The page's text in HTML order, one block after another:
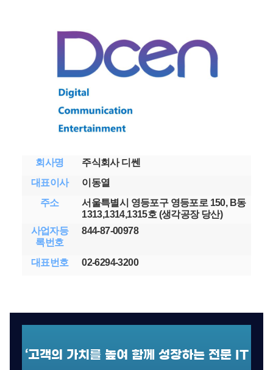
회사명
주식회사 디쎈
대표이사
이동열
주소
서울특별시 영등포구 영등포로 150, B동
1313,1314,1315호 (생각공장 당산)
사업자등
록번호
844-87-00978
대표번호 02-6294-3200
‘고객의 가치를 높여 함께 성장하는 전문 IT